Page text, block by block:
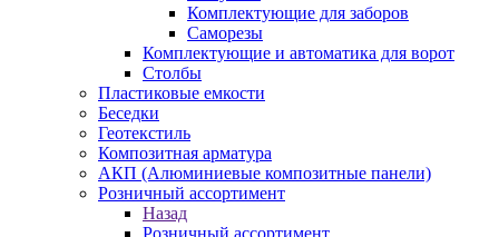
Комплектующие для заборов
Саморезы
Комплектующие и автоматика для ворот
Столбы
Пластиковые емкости
Беседки
Геотекстиль
Композитная арматура
АКП (Алюминиевые композитные панели)
Розничный ассортимент
Назад
Розничный ассортимент